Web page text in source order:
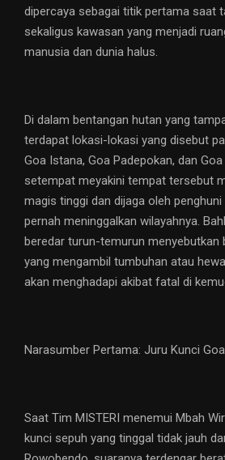
dipercaya sebagai titik pertama saat
sekaligus kawasan yang menjadi
manusia dan dunia halus.
Di dalam bentangan hutan yang
terdapat lokasi-lokasi yang disebut
Goa Istana, Goa Padepokan, dan
setempat meyakini tempat tersebut
magis tinggi dan dijaga oleh
pernah meninggalkan wilayahnya.
beredar turun-temurun menyebutkan
yang mengambil tumbuhan atau
akan menghadapi akibat fatal di
Narasumber Pertama: Juru Kunci
Saat Tim MISTERI menemui Mbah
kunci sepuh yang tinggal tidak jauh